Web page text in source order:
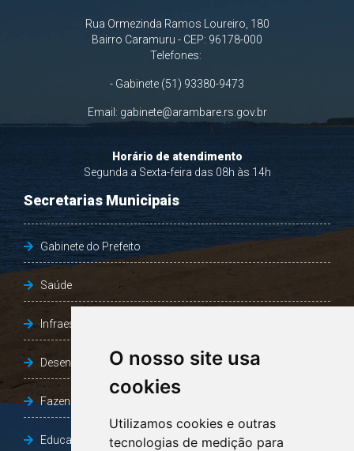
O nosso site usa
cookies
Utilizamos cookies e outras
tecnologias de medição para
Rua Ormezinda Ramos Loureiro, 180
Bairro Caramuru - CEP: 96178-000
Telefones:
- Gabinete (51) 93380-9473
Email: gabinete@arambare.rs.gov.br
Horário de atendimento
Segunda a Sexta-feira das 08h às 14h
Secretarias Municipais
Gabinete do Prefeito
Saúde
Infraestrutura, Agricultura e Meio Ambiente
Desenvolvimento Social
Fazenda e Desenvolvimento Econômico
Educação